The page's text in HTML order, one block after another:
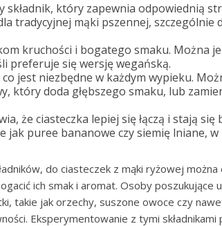
składnik, który zapewnia odpowiednią
tradycyjnej mąki pszennej, szczególnie
kruchości i bogatego smaku. Można
preferuje się wersję wegańską.
co jest niezbędne w każdym wypieku.
który doda głębszego smaku, lub
że ciasteczka lepiej się łączą i stają
jak puree bananowe czy siemię lniane,
do ciasteczek z mąki ryżowej
ich smak i aromat. Osoby poszukujące
takie jak orzechy, suszone owoce czy
Eksperymentowanie z tymi